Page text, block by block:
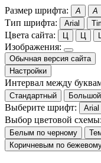
Размер шрифта: A A
Тип шрифта: Arial
Цвета сайта: Ц Ц
Изображения:
Обычная версия сайта
Настройки
Интервал между
Стандартный
Большой
Выберите шрифт: Arial
Выбор цветовой схемы:
Белым по черному
Коричневым по